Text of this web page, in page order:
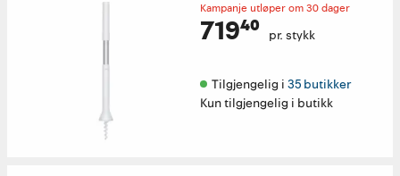
Kampanje utløper om 30 dager
719⁴⁰ pr. stykk
Tilgjengelig i 35 butikker
Kun tilgjengelig i butikk